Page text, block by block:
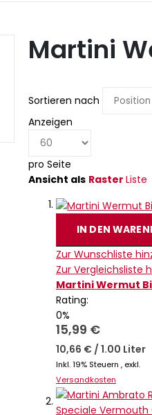
Martini
Sortieren nach
Anzeigen
pro Seite
Ansicht als Raster Liste
IN DEN
Zur Wunschliste
Zur Vergleichsliste
Martini Wermut
Rating:
0%
15,99 €
10,66 € / 1.00 Liter
Inkl. 19% Steuern , exkl.
Versandkosten